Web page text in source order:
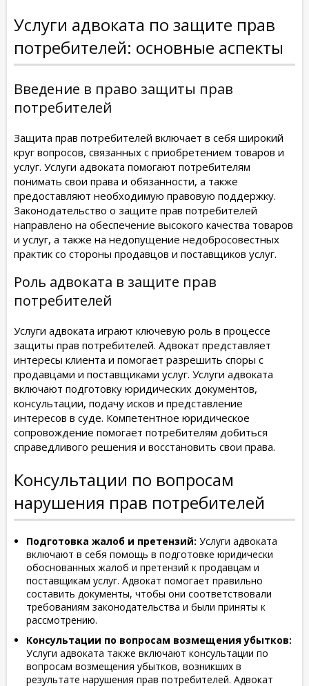
Услуги адвоката по защите прав
потребителей: основные аспекты
Введение в право защиты прав
потребителей
Защита прав потребителей включает в себя широкий
круг вопросов, связанных с приобретением товаров и
услуг. Услуги адвоката помогают потребителям
понимать свои права и обязанности, а также
предоставляют необходимую правовую поддержку.
Законодательство о защите прав потребителей
направлено на обеспечение высокого качества товаров
и услуг, а также на недопущение недобросовестных
практик со стороны продавцов и поставщиков услуг.
Роль адвоката в защите прав
потребителей
Услуги адвоката играют ключевую роль в процессе
защиты прав потребителей. Адвокат представляет
интересы клиента и помогает разрешить споры с
продавцами и поставщиками услуг. Услуги адвоката
включают подготовку юридических документов,
консультации, подачу исков и представление
интересов в суде. Компетентное юридическое
сопровождение помогает потребителям добиться
справедливого решения и восстановить свои права.
Консультации по вопросам
нарушения прав потребителей
Подготовка жалоб и претензий: Услуги адвоката
включают в себя помощь в подготовке юридически
обоснованных жалоб и претензий к продавцам и
поставщикам услуг. Адвокат помогает правильно
составить документы, чтобы они соответствовали
требованиям законодательства и были приняты к
рассмотрению.
Консультации по вопросам возмещения убытков:
Услуги адвоката также включают консультации по
вопросам возмещения убытков, возникших в
результате нарушения прав потребителей. Адвокат